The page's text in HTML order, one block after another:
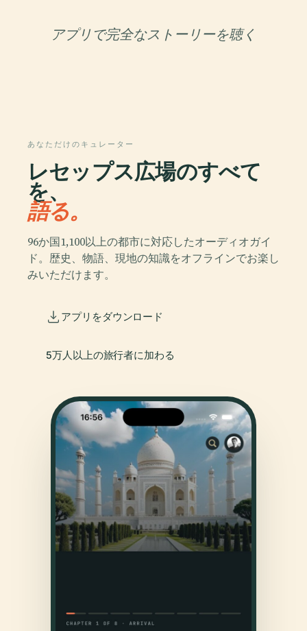
アプリで完全なストーリーを聴く
あなただけのキュレーター
レセップス広場のすべて
を、
語る。
96か国1,100以上の都市に対応したオーディオガイ
ド。歴史、物語、現地の知識をオフラインでお楽し
みいただけます。
アプリをダウンロード
5万人以上の旅行者に加わる